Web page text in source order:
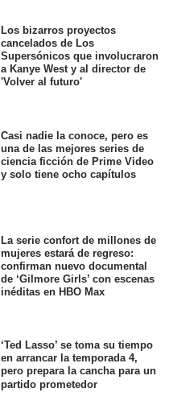
Los bizarros proyectos
cancelados de Los
Supersónicos que involucraron
a Kanye West y al director de
'Volver al futuro'
Casi nadie la conoce, pero es
una de las mejores series de
ciencia ficción de Prime Video
y solo tiene ocho capítulos
La serie confort de millones de
mujeres estará de regreso:
confirman nuevo documental
de ‘Gilmore Girls’ con escenas
inéditas en HBO Max
‘Ted Lasso’ se toma su tiempo
en arrancar la temporada 4,
pero prepara la cancha para un
partido prometedor